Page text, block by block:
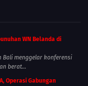
WN Belanda di
Bali menggelar konferensi
berat...
Operasi Gabungan